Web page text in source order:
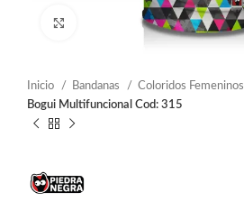
Click to enlarge
Inicio Bandanas
Coloridos Femeninos
Bogui Multifuncional Cod: 315